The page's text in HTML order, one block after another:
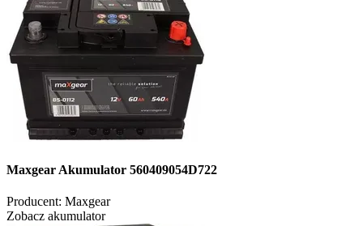
Maxgear Akumulator 560409054D722
Producent: Maxgear
Zobacz akumulator